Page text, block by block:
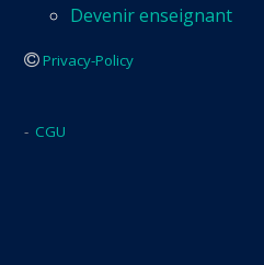
Devenir enseignant
Privacy-Policy
- CGU